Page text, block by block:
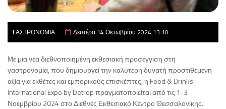
ΓΑΣΤΡΟΝΟΜΙΑ Δευτέρα 14 Οκτωβρίου 2024 13:10
Mε μια νέα διεθνοποιημένη εκθεσιακή προσέγγιση στη
γαστρονομία, που δημιουργεί την καλύτερη δυνατή προστιθέμενη
αξία για εκθέτες και εμπορικούς επισκέπτες, η Food & Drinks
International Expo by Detrop πραγματοποιείται από τις 1-3
Νοεμβρίου 2024 στο Διεθνές Εκθεσιακό Κέντρο Θεσσαλονίκης.